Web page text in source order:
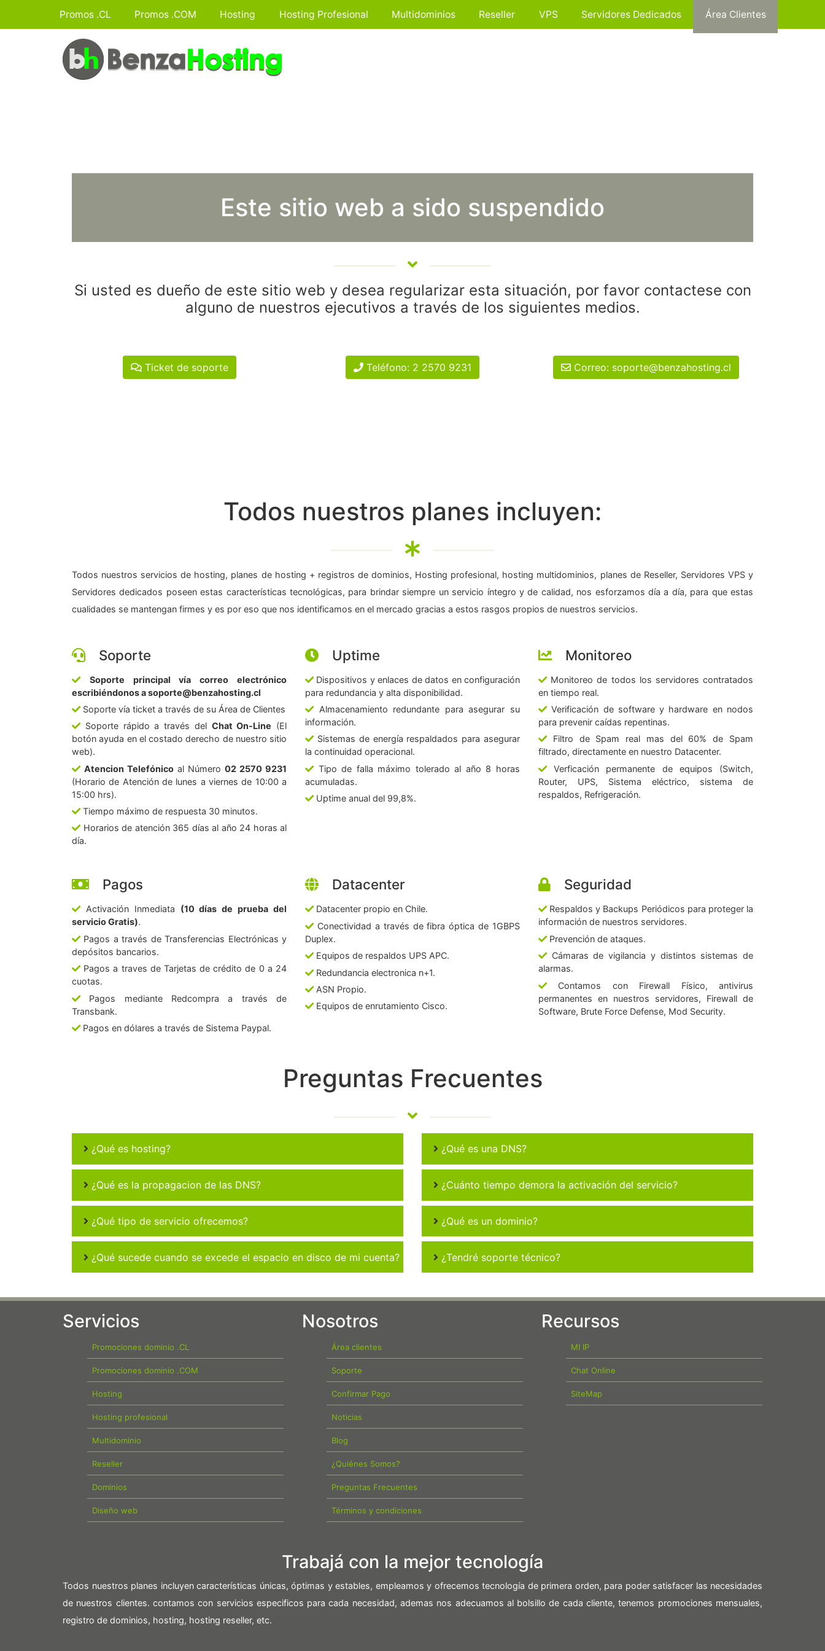
Promos .CL Promos .COM Hosting Hosting Profesional Multidominios Reseller VPS Servidores Dedicados Área Clientes
Este sitio web a sido suspendido
Si usted es dueño de este sitio web y desea regularizar esta situación, por favor contactese con
alguno de nuestros ejecutivos a través de los siguientes medios.
Ticket de soporte Teléfono: 2 2570 9231 Correo: soporte@benzahosting.cl
Todos nuestros planes incluyen:
Todos nuestros servicios de hosting, planes de hosting + registros de dominios, Hosting profesional, hosting multidominios, planes de Reseller, Servidores VPS y
Servidores dedicados poseen estas características tecnológicas, para brindar siempre un servicio íntegro y de calidad, nos esforzamos día a día, para que estas
cualidades se mantengan firmes y es por eso que nos identificamos en el mercado gracias a estos rasgos propios de nuestros servicios.
Soporte
Soporte principal vía correo electrónico
escribiéndonos a soporte@benzahosting.cl
Soporte vía ticket a través de su Área de Clientes
Soporte rápido a través del Chat On-Line (El
botón ayuda en el costado derecho de nuestro sitio
web).
Atencion Telefónico al Número 02 2570 9231
(Horario de Atención de lunes a viernes de 10:00 a
15:00 hrs).
Tiempo máximo de respuesta 30 minutos.
Horarios de atención 365 días al año 24 horas al
día.
Uptime
Dispositivos y enlaces de datos en configuración
para redundancia y alta disponibilidad.
Almacenamiento redundante para asegurar su
información.
Sistemas de energía respaldados para asegurar
la continuidad operacional.
Tipo de falla máximo tolerado al año 8 horas
acumuladas.
Uptime anual del 99,8%.
Monitoreo
Monitoreo de todos los servidores contratados
en tiempo real.
Verificación de software y hardware en nodos
para prevenir caídas repentinas.
Filtro de Spam real mas del 60% de Spam
filtrado, directamente en nuestro Datacenter.
Verficación permanente de equipos (Switch,
Router, UPS, Sistema eléctrico, sistema de
respaldos, Refrigeración.
Pagos
Activación Inmediata (10 días de prueba del
servicio Gratis).
Pagos a través de Transferencias Electrónicas y
depósitos bancarios.
Pagos a traves de Tarjetas de crédito de 0 a 24
cuotas.
Pagos mediante Redcompra a través de
Transbank.
Pagos en dólares a través de Sistema Paypal.
Datacenter
Datacenter propio en Chile.
Conectividad a través de fibra óptica de 1GBPS
Duplex.
Equipos de respaldos UPS APC.
Redundancia electronica n+1.
ASN Propio.
Equipos de enrutamiento Cisco.
Seguridad
Respaldos y Backups Periódicos para proteger la
información de nuestros servidores.
Prevención de ataques.
Cámaras de vigilancia y distintos sistemas de
alarmas.
Contamos con Firewall Físico, antivirus
permanentes en nuestros servidores, Firewall de
Software, Brute Force Defense, Mod Security.
Preguntas Frecuentes
¿Qué es hosting?
¿Qué es la propagacion de las DNS?
¿Qué tipo de servicio ofrecemos?
¿Qué sucede cuando se excede el espacio en disco de mi cuenta?
¿Qué es una DNS?
¿Cuánto tiempo demora la activación del servicio?
¿Qué es un dominio?
¿Tendré soporte técnico?
Servicios
Promociones dominio .CL
Promociones dominio .COM
Hosting
Hosting profesional
Multidominio
Reseller
Dominios
Diseño web
Nosotros
Área clientes
Soporte
Confirmar Pago
Noticias
Blog
¿Quiénes Somos?
Preguntas Frecuentes
Términos y condiciones
Recursos
MI IP
Chat Online
SiteMap
Trabajá con la mejor tecnología
Todos nuestros planes incluyen características únicas, óptimas y estables, empleamos y ofrecemos tecnología de primera orden, para poder satisfacer las necesidades
de nuestros clientes. contamos con servicios especificos para cada necesidad, ademas nos adecuamos al bolsillo de cada cliente, tenemos promociones mensuales,
registro de dominios, hosting, hosting reseller, etc.